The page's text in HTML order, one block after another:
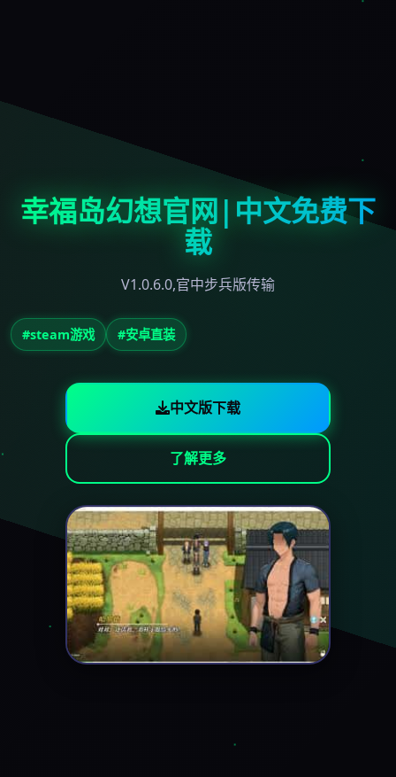
幸福岛幻想官网|中文免费下
载
V1.0.6.0,官中步兵版传输
#steam游戏 #安卓直装
中文版下载
了解更多